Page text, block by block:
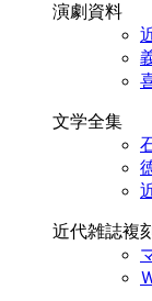
演劇資料
文学全集
近代雑誌複